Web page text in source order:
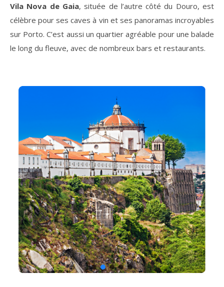
Vila Nova de Gaia, située de l’autre côté du Douro, est
célèbre pour ses caves à vin et ses panoramas incroyables
sur Porto. C’est aussi un quartier agréable pour une balade
le long du fleuve, avec de nombreux bars et restaurants.